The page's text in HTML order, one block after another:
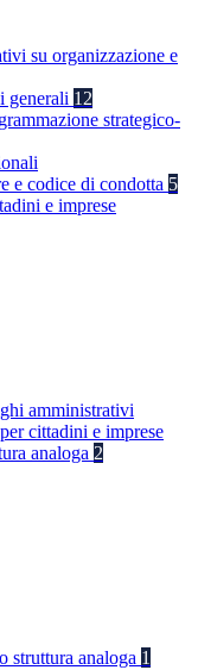
su organizzazione e
generali 12
strategico-
e codice di condotta 5
e imprese
amministrativi
cittadini e imprese
analoga 2
struttura analoga 1